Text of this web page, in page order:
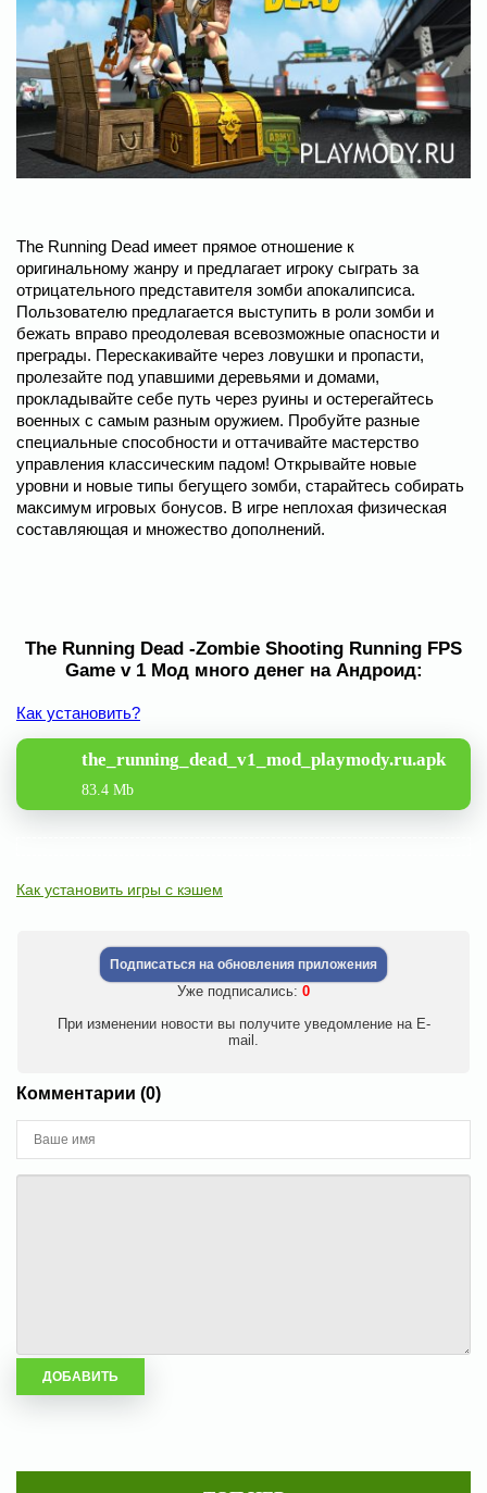
The Running Dead имеет прямое отношение к
оригинальному жанру и предлагает игроку сыграть за
отрицательного представителя зомби апокалипсиса.
Пользователю предлагается выступить в роли зомби и
бежать вправо преодолевая всевозможные опасности и
преграды. Перескакивайте через ловушки и пропасти,
пролезайте под упавшими деревьями и домами,
прокладывайте себе путь через руины и остерегайтесь
военных с самым разным оружием. Пробуйте разные
специальные способности и оттачивайте мастерство
управления классическим падом! Открывайте новые
уровни и новые типы бегущего зомби, старайтесь собирать
максимум игровых бонусов. В игре неплохая физическая
составляющая и множество дополнений.
The Running Dead -Zombie Shooting Running FPS
Game v 1 Мод много денег на Андроид:
Как установить?
the_running_dead_v1_mod_playmody.ru.apk
83.4 Mb
Как установить игры с кэшем
Подписаться на обновления приложения
Уже подписались: 0
При изменении новости вы получите уведомление на E-
mail.
Комментарии (0)